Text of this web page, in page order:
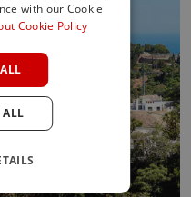
SPANISH
with our Cookie
Cookie Policy
ALL